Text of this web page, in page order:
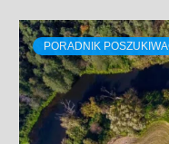
PORADNIK